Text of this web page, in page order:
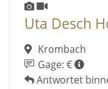
Uta Desch
Krombach
Gage: €
Antwortet